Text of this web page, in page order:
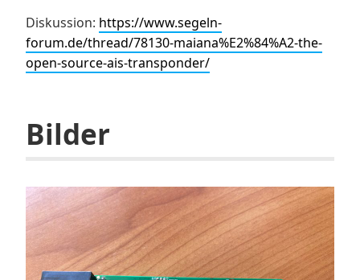
Diskussion: https://www.segeln-
forum.de/thread/78130-maiana%E2%84%A2-the-
open-source-ais-transponder/
Bilder